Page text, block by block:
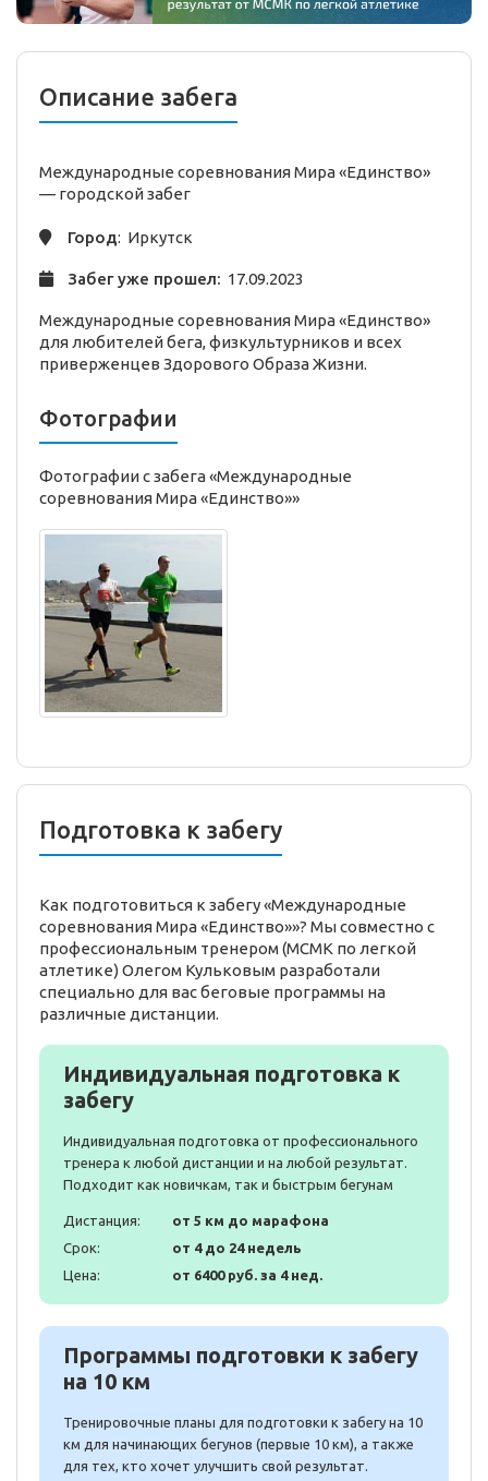
Описание забега
Международные соревнования Мира «Единство»
— городскойзабег
Город: Иркутск
Забег уже прошел: 17.09.2023
Международные соревнования Мира «Единство»
для любителей бега, физкультурников и всех
приверженцев Здорового Образа Жизни.
Фотографии
Фотографии с забега «Международные
соревнования Мира «Единство»»
Подготовка к забегу
Как подготовиться к забегу «Международные
соревнования Мира «Единство»»? Мы совместно с
профессиональным тренером (МСМК по легкой
атлетике) Олегом Кульковым разработали
специально для вас беговые программы на
различные дистанции.
Индивидуальная подготовка к
забегу
Индивидуальная подготовка от профессионального
тренера к любой дистанции и на любой результат.
Подходит как новичкам, так и быстрым бегунам
Дистанция:
от 5 км до марафона
Срок:
от 4 до 24 недель
Цена:
от 6400 руб. за 4 нед.
Программы подготовки к забегу
на 10 км
Тренировочные планы для подготовки к забегу на 10
км для начинающих бегунов (первые 10 км), а также
для тех, кто хочет улучшить свой результат.